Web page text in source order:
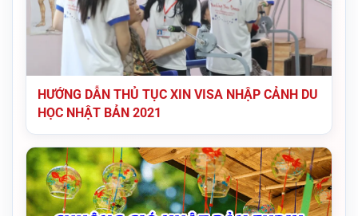
HƯỚNG DẪN THỦ TỤC XIN VISA NHẬP CẢNH DU
HỌC NHẬT BẢN 2021